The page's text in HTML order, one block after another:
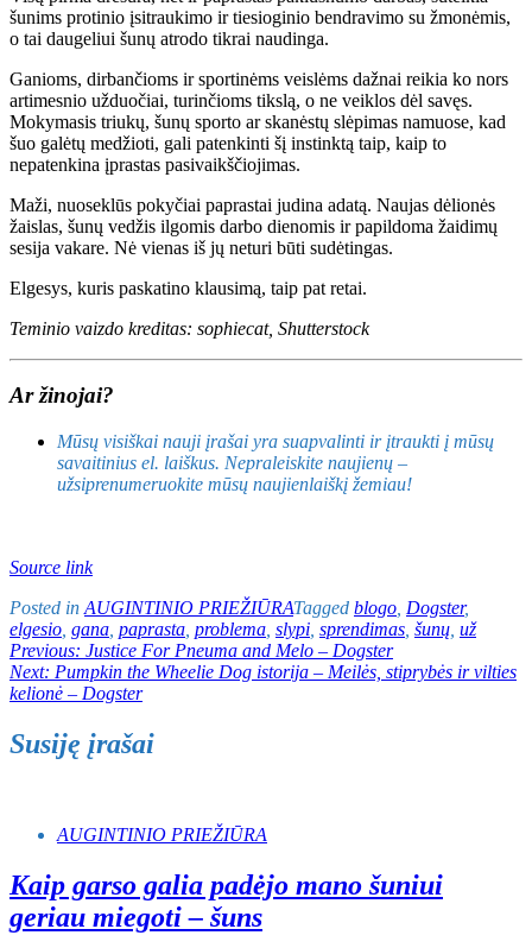
šunims protinio įsitraukimo ir tiesioginio bendravimo su žmonėmis,
o tai daugeliui šunų atrodo tikrai naudinga.
Ganioms, dirbančioms ir sportinėms veislėms dažnai reikia ko nors
artimesnio užduočiai, turinčioms tikslą, o ne veiklos dėl savęs.
Mokymasis triukų, šunų sporto ar skanėstų slėpimas namuose, kad
šuo galėtų medžioti, gali patenkinti šį instinktą taip, kaip to
nepatenkina įprastas pasivaikščiojimas.
Maži, nuoseklūs pokyčiai paprastai judina adatą. Naujas dėlionės
žaislas, šunų vedžis ilgomis darbo dienomis ir papildoma žaidimų
sesija vakare. Nė vienas iš jų neturi būti sudėtingas.
Elgesys, kuris paskatino klausimą, taip pat retai.
Teminio vaizdo kreditas: sophiecat, Shutterstock
Ar žinojai?
Mūsų visiškai nauji įrašai yra suapvalinti ir įtraukti į mūsų
savaitinius el. laiškus. Nepraleiskite naujienų –
užsiprenumeruokite mūsų naujienlaiškį žemiau!
Source link
Posted in AUGINTINIO PRIEŽIŪRATagged blogo Dogster,
elgesio gana paprasta problema slypi sprendimas šunų už
Navigacija
tarp
Previous: Justice For Pneuma and Melo – Dogster
Next: Pumpkin the Wheelie Dog istorija – Meilės, stiprybės ir vilties
kelionė – Dogster
Susiję įrašai
AUGINTINIO PRIEŽIŪRA
Kaip garso galia padėjo mano šuniui
geriau miegoti – šuns